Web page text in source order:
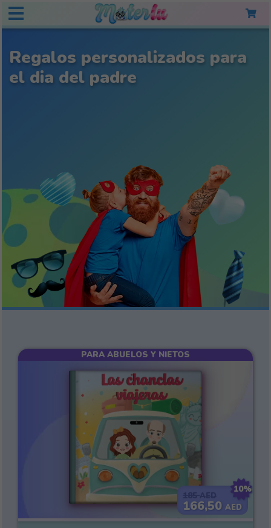
Regalos personalizados para
el dia del padre
10%
166,50AED
PARA ABUELOS Y NIETOS